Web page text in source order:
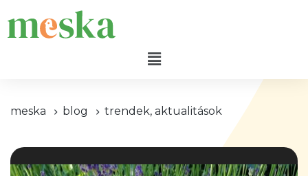
meska blog trendek, aktualitások